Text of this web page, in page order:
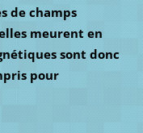
de champs
meurent en
sont donc
pour